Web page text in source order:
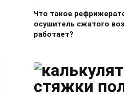
Что такое
осушитель сжатого
работает?